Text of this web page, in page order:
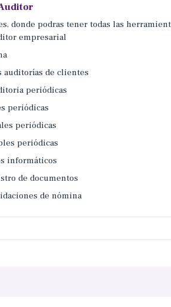
donde podras tener todas las
empresarial
auditorías de clientes
periódicas
periódicas
periódicas
periódicas
informáticos
de documentos
de nómina